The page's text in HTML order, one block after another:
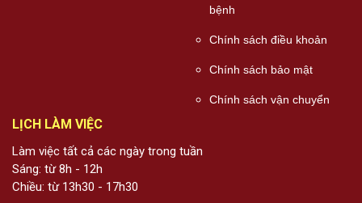
bệnh
Chính sách điều khoản
Chính sách bảo mật
Chính sách vận chuyển
LỊCH LÀM VIỆC
Làm việc tất cả các ngày trong tuần
Sáng: từ 8h - 12h
Chiều: từ 13h30 - 17h30